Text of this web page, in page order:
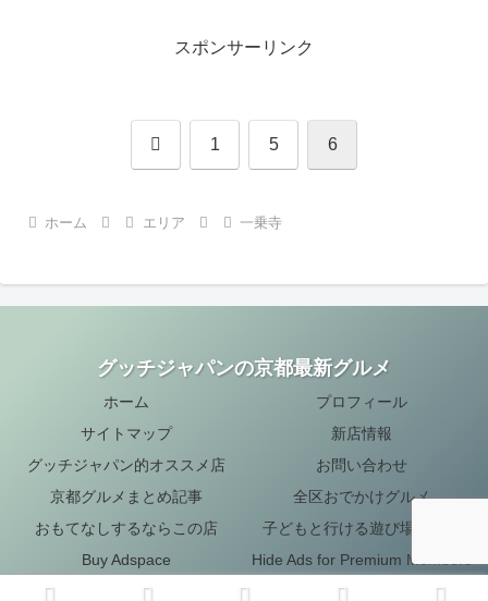
スポンサーリンク
前 1 5 6
ホーム エリア 一乗寺
グッチジャパンの京都最新グルメ
ホーム
プロフィール
サイトマップ
新店情報
グッチジャパン的オススメ店
お問い合わせ
京都グルメまとめ記事
全区おでかけグルメ
おもてなしするならこの店
子どもと行ける遊び場・お店
Buy Adspace
Hide Ads for Premium Members